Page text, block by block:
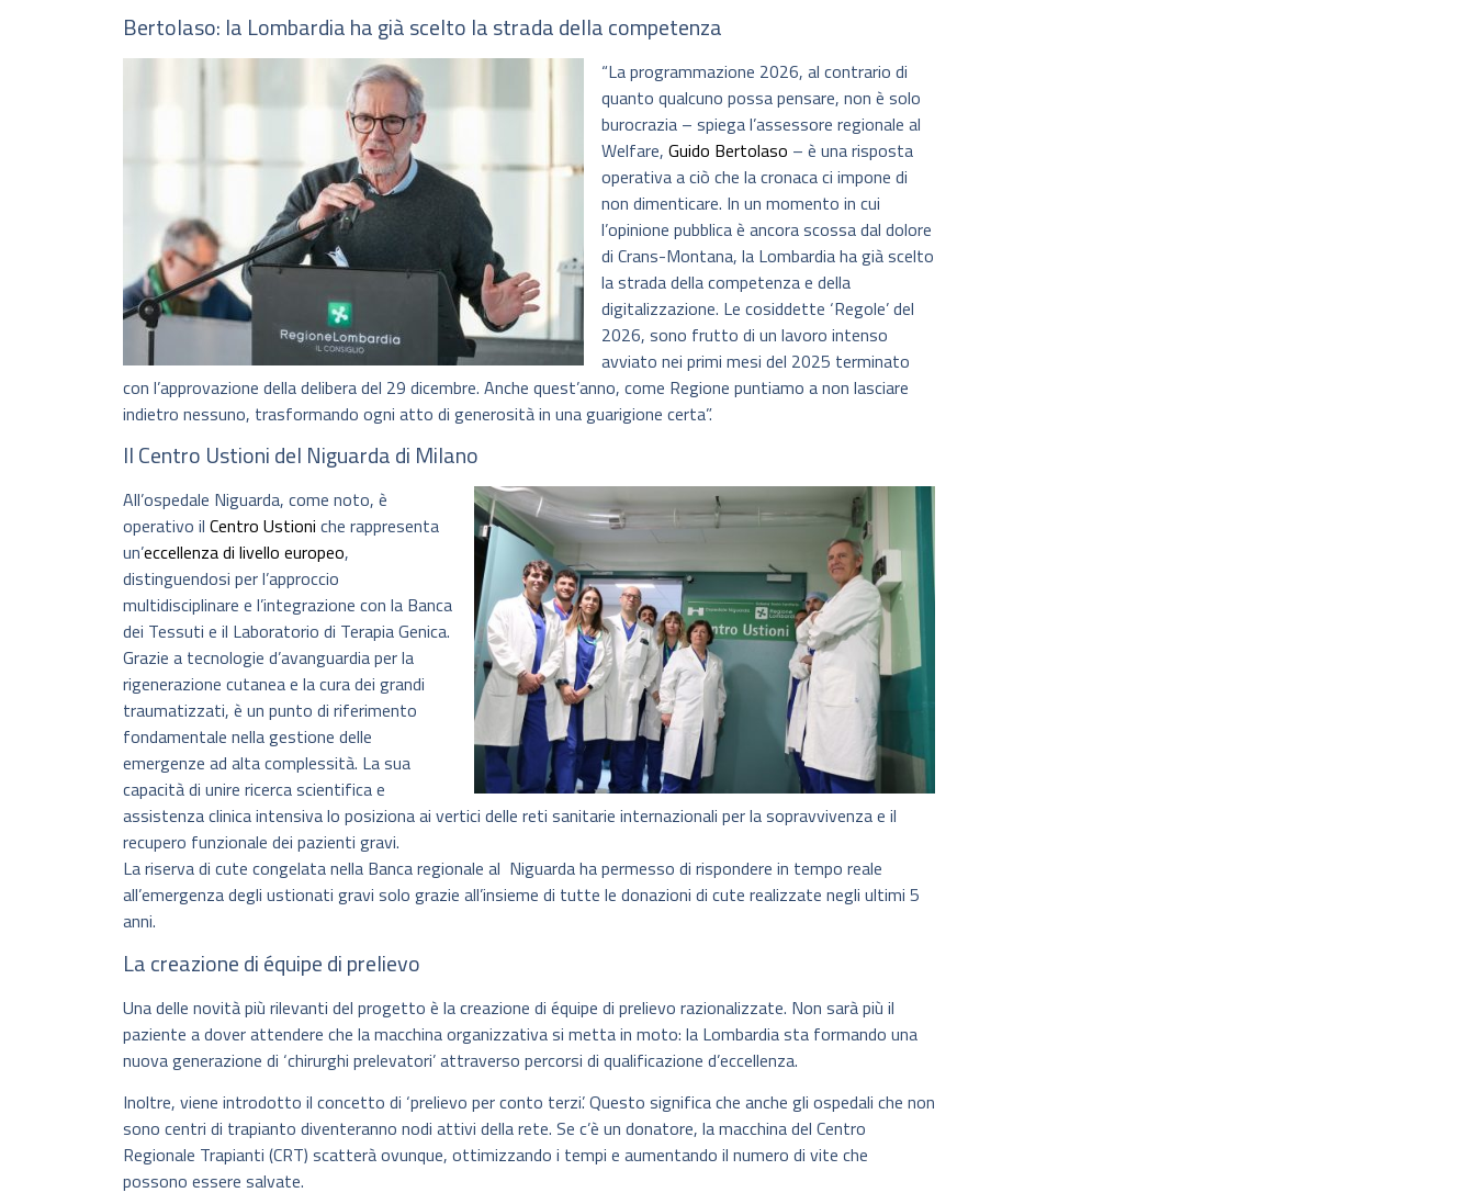
Bertolaso: la Lombardia ha già scelto la strada della competenza
“La programmazione 2026, al contrario di
quanto qualcuno possa pensare, non è solo
burocrazia – spiega l’assessore regionale al
Welfare, Guido Bertolaso – è una risposta
operativa a ciò che la cronaca ci impone di
non dimenticare. In un momento in cui
l’opinione pubblica è ancora scossa dal dolore
di Crans-Montana, la Lombardia ha già scelto
la strada della competenza e della
digitalizzazione. Le cosiddette ‘Regole’ del
2026, sono frutto di un lavoro intenso
avviato nei primi mesi del 2025 terminato
con l’approvazione della delibera del 29 dicembre. Anche quest’anno, come Regione puntiamo a non lasciare
indietro nessuno, trasformando ogni atto di generosità in una guarigione certa”.
Il Centro Ustioni del Niguarda di Milano
All’ospedale Niguarda, come noto, è
operativo il Centro Ustioni che rappresenta
un’eccellenza di livello europeo,
distinguendosi per l’approccio
multidisciplinare e l’integrazione con la Banca
dei Tessuti e il Laboratorio di Terapia Genica.
Grazie a tecnologie d’avanguardia per la
rigenerazione cutanea e la cura dei grandi
traumatizzati, è un punto di riferimento
fondamentale nella gestione delle
emergenze ad alta complessità. La sua
capacità di unire ricerca scientifica e
assistenza clinica intensiva lo posiziona ai vertici delle reti sanitarie internazionali per la sopravvivenza e il
recupero funzionale dei pazienti gravi.
La riserva di cute congelata nella Banca regionale al Niguarda ha permesso di rispondere in tempo reale
all’emergenza degli ustionati gravi solo grazie all’insieme di tutte le donazioni di cute realizzate negli ultimi 5
anni.
La creazione di équipe di prelievo
Una delle novità più rilevanti del progetto è la creazione di équipe di prelievo razionalizzate. Non sarà più il
paziente a dover attendere che la macchina organizzativa si metta in moto: la Lombardia sta formando una
nuova generazione di ‘chirurghi prelevatori’ attraverso percorsi di qualificazione d’eccellenza.
Inoltre, viene introdotto il concetto di ‘prelievo per conto terzi’. Questo significa che anche gli ospedali che non
sono centri di trapianto diventeranno nodi attivi della rete. Se c’è un donatore, la macchina del Centro
Regionale Trapianti (CRT) scatterà ovunque, ottimizzando i tempi e aumentando il numero di vite che
possono essere salvate.